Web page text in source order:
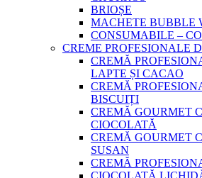
BRIOȘE
MACHETE BUBBLE
CONSUMABILE –
CREME PROFESIONALE
CREMĂ
LAPTE ȘI CACAO
CREMĂ
BISCUIȚI
CREMĂ GOURMET
CIOCOLATĂ
CREMĂ GOURMET
SUSAN
CREMĂ
CIOCOLATĂ